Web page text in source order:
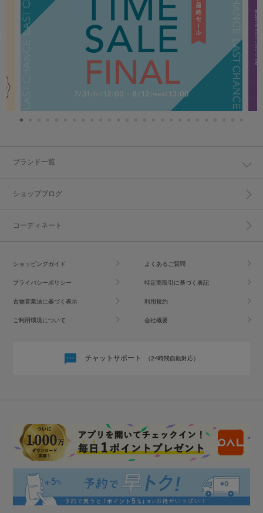
ブランド一覧
ショップブログ
コーディネート
ショッピングガイド よくあるご質問
プライバシーポリシー 特定商取引に基づく表記
古物営業法に基づく表示 利用規約
ご利用環境について 会社概要
チャットサポート （24時間自動対応）